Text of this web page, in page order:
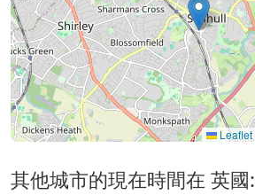
Leaflet
其他城市的現在時間在 英國: